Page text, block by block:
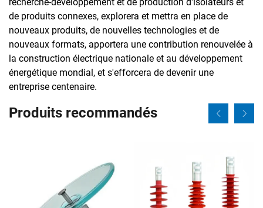
de produits connexes, explorera et mettra en place de
nouveaux produits, de nouvelles technologies et de
nouveaux formats, apportera une contribution renouvelée à
la construction électrique nationale et au développement
énergétique mondial, et s'efforcera de devenir une
entreprise centenaire.
Produits recommandés